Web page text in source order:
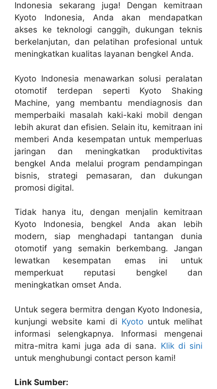
Indonesia sekarang juga! Dengan kemitraan
Kyoto Indonesia, Anda akan mendapatkan
akses ke teknologi canggih, dukungan teknis
berkelanjutan, dan pelatihan profesional untuk
meningkatkan kualitas layanan bengkel Anda.
Kyoto Indonesia menawarkan solusi peralatan
otomotif terdepan seperti Kyoto Shaking
Machine, yang membantu mendiagnosis dan
memperbaiki masalah kaki-kaki mobil dengan
lebih akurat dan efisien. Selain itu, kemitraan ini
memberi Anda kesempatan untuk memperluas
jaringan dan meningkatkan produktivitas
bengkel Anda melalui program pendampingan
bisnis, strategi pemasaran, dan dukungan
promosi digital.
Tidak hanya itu, dengan menjalin kemitraan
Kyoto Indonesia, bengkel Anda akan lebih
modern, siap menghadapi tantangan dunia
otomotif yang semakin berkembang. Jangan
lewatkan kesempatan emas ini untuk
memperkuat reputasi bengkel dan
meningkatkan omset Anda.
Untuk segera bermitra dengan Kyoto Indonesia,
kunjungi website kami di Kyotountuk melihat
informasi selengkapnya. Informasi mengenai
mitra-mitra kami juga ada di sana. Klik di sini
untuk menghubungi contact person kami!
Link Sumber: